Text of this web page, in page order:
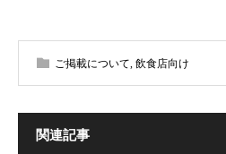
ご掲載について 飲食店向け
関連記事